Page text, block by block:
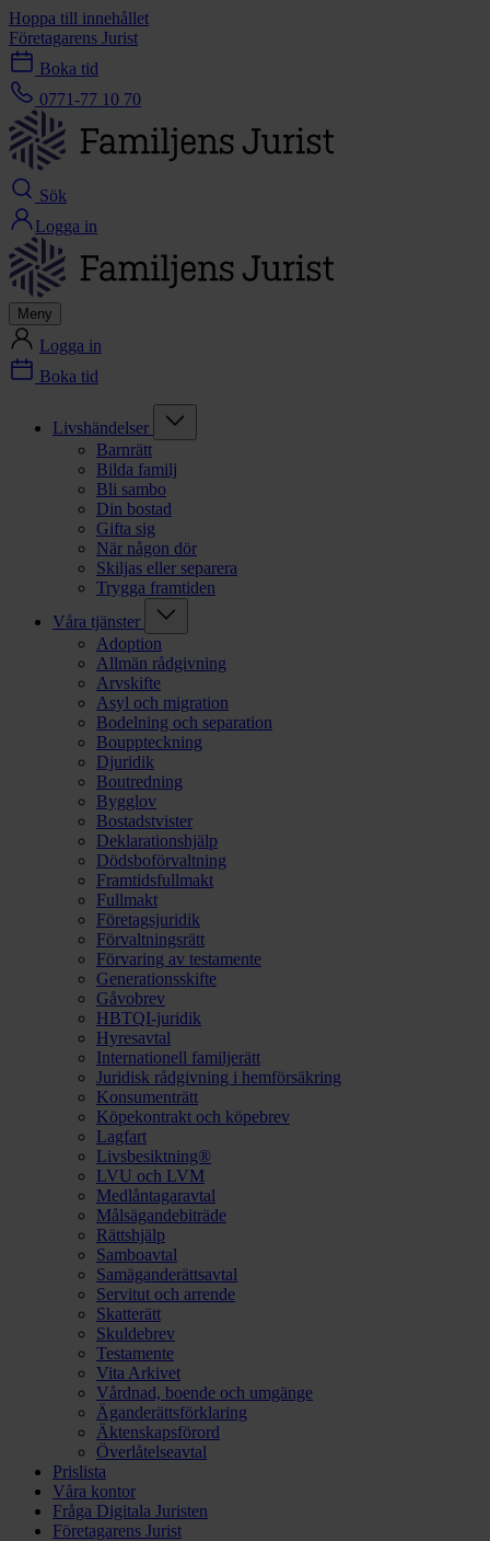
Hoppa till innehållet
Företagarens Jurist
Boka tid
0771-77 10 70
Sök
Logga in
Meny
Logga in
Boka tid
Livshändelser
Barnrätt
Bilda familj
Bli sambo
Din bostad
Gifta sig
När någon dör
Skiljas eller separera
Trygga framtiden
Våra tjänster
Adoption
Allmän rådgivning
Arvskifte
Asyl och migration
Bodelning och separation
Bouppteckning
Djuridik
Boutredning
Bygglov
Bostadstvister
Deklarationshjälp
Dödsboförvaltning
Framtidsfullmakt
Fullmakt
Företagsjuridik
Förvaltningsrätt
Förvaring av testamente
Generationsskifte
Gåvobrev
HBTQI-juridik
Hyresavtal
Internationell familjerätt
Juridisk rådgivning i hemförsäkring
Konsumenträtt
Köpekontrakt och köpebrev
Lagfart
Livsbesiktning®
LVU och LVM
Medlåntagaravtal
Målsägandebiträde
Rättshjälp
Samboavtal
Samäganderättsavtal
Servitut och arrende
Skatterätt
Skuldebrev
Testamente
Vita Arkivet
Vårdnad, boende och umgänge
Äganderättsförklaring
Äktenskapsförord
Överlåtelseavtal
Prislista
Våra kontor
Fråga Digitala Juristen
Företagarens Jurist